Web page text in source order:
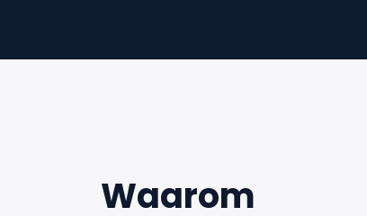
Waarom